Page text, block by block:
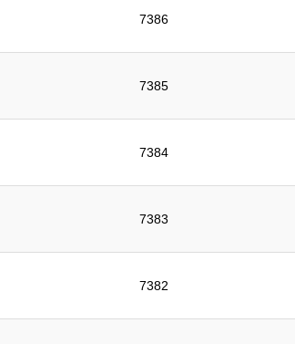
7386
7385
7384
7383
7382